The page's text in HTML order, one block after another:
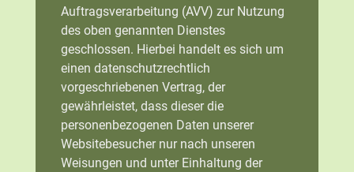
Auftragsverarbeitung (AVV) zur Nutzung
des oben genannten Dienstes
geschlossen. Hierbei handelt es sich um
einen datenschutzrechtlich
vorgeschriebenen Vertrag, der
gewährleistet, dass dieser die
personenbezogenen Daten unserer
Websitebesucher nur nach unseren
Weisungen und unter Einhaltung der